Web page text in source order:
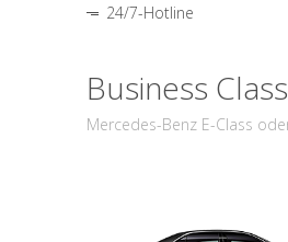
24/7-Hotline
Business Class
Mercedes-Benz E-Class